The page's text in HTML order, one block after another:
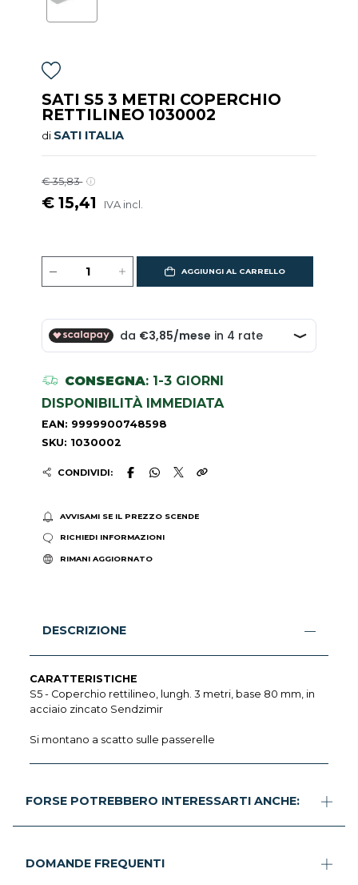
SATI S5 3 METRI COPERCHIO
RETTILINEO 1030002
di SATI ITALIA
€ 35,83
€ 15,41 IVA incl.
AGGIUNGI AL CARRELLO
CONSEGNA: 1-3 GIORNI
DISPONIBILITÀ IMMEDIATA
EAN: 9999900748598
SKU: 1030002
CONDIVIDI:
AVVISAMI SE IL PREZZO SCENDE
RICHIEDI INFORMAZIONI
RIMANI AGGIORNATO
DESCRIZIONE
CARATTERISTICHE
S5 - Coperchio rettilineo, lungh. 3 metri, base 80 mm, in
acciaio zincato Sendzimir
Si montano a scatto sulle passerelle
FORSE POTREBBERO INTERESSARTI ANCHE:
DOMANDE FREQUENTI